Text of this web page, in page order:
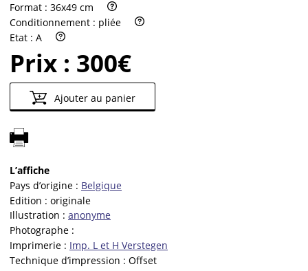
Format : 36x49 cm
Conditionnement : pliée
Etat : A
Prix : 300€
Ajouter au panier
L’affiche
Pays d’origine : Belgique
Edition : originale
Illustration : anonyme
Photographe :
Imprimerie : Imp. L et H Verstegen
Technique d’impression : Offset